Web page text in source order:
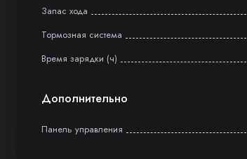
Запас хода
Тормозная система
Время зарядки (ч)
Дополнительно
Панель управления